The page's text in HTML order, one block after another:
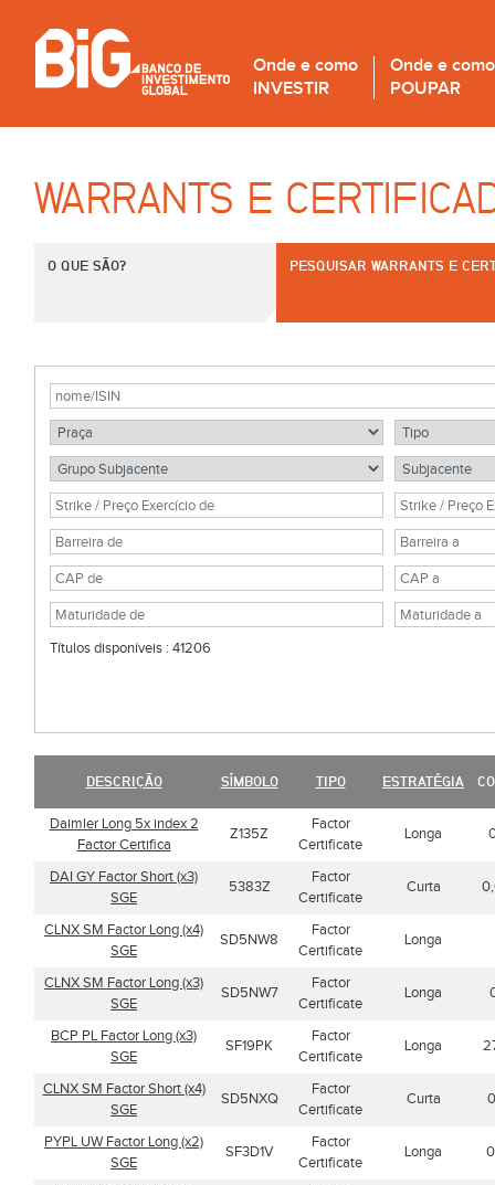
Onde e como
INVESTIR
Onde e como
POUPAR
WARRANTS E
O QUE SÃO? PESQUISAR WARRANTS E
Títulos disponíveis : 41206
DESCRIÇÃO SÍMBOLO TIPO ESTRATÉGIA
Daimler Long 5x index 2
Factor Certifica
Z135Z
Factor
Certificate
Longa
DAI GY Factor Short (x3)
SGE
5383Z
Factor
Certificate
Curta
CLNX SM Factor Long (x4)
SGE
SD5NW8
Factor
Certificate
Longa
CLNX SM Factor Long (x3)
SGE
SD5NW7
Factor
Certificate
Longa
BCP PL Factor Long (x3)
SGE
SF19PK
Factor
Certificate
Longa
CLNX SM Factor Short (x4)
SGE
SD5NXQ
Factor
Certificate
Curta
PYPL UW Factor Long (x2)
SGE
SF3D1V
Factor
Certificate
Longa